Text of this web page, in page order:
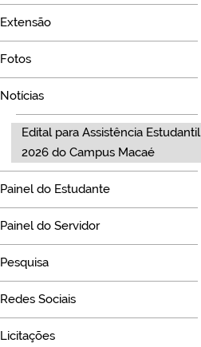
Extensão
Fotos
Notícias
Edital para Assistência Estudantil
2026 do Campus Macaé
Painel do Estudante
Painel do Servidor
Pesquisa
Redes Sociais
Licitações